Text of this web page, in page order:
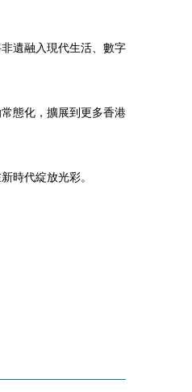
遺融入現代生活、數字
態化，擴展到更多香港
時代綻放光彩。